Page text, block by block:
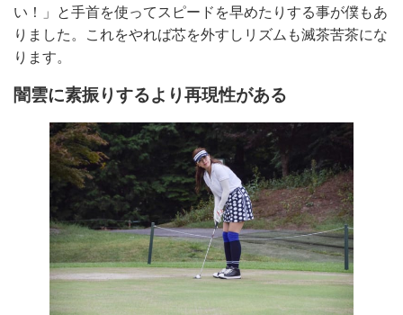
い！」と手首を使ってスピードを早めたりする事が僕もあ
りました。これをやれば芯を外すしリズムも滅茶苦茶にな
ります。
闇雲に素振りするより再現性がある